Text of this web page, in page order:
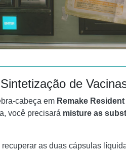
de
cabeça em Remake
você precisará misture as
as duas cápsulas